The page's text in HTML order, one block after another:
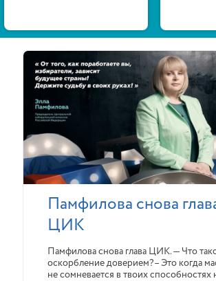
Памфилова снова
ЦИК
Памфилова снова глава ЦИК. — Что
оскорбление доверием?– Это когда
не сомневается в твоих способностях